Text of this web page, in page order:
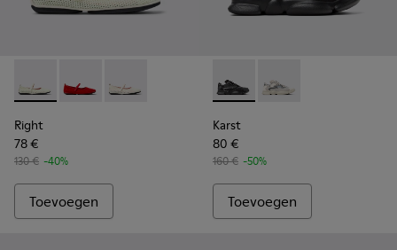
Right - K201402-007 - Meerkleurige TENCEL Lyocell en leer
Right - K201402-012
Right - K201402-010
Right
78 €
130 € -40%
Toevoegen
Karst - K201694-004 -
Karst - K201694-002
Karst
80 €
160 € -50%
Toevoegen